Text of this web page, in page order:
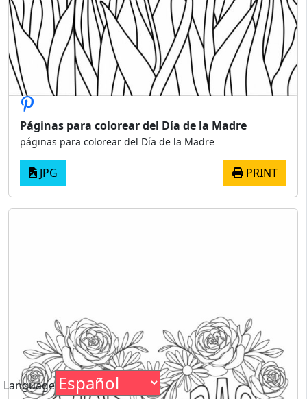
Páginas para colorear del Día de la Madre
páginas para colorear del Día de la Madre
JPG PRINT
Language